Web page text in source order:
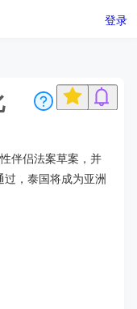
登录
伴侣法案草案，并
，泰国将成为亚洲